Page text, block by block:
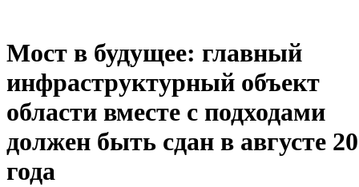
Мост в будущее: главный
инфраструктурный объект
области вместе с подходами
должен быть сдан в августе
года